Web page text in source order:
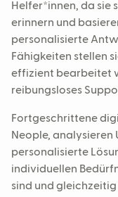
Helfer*innen, da sie
erinnern und
personalisierte
Fähigkeiten stellen
effizient bearbeitet
reibungsloses
Fortgeschrittene
Neople, analysieren
personalisierte
individuellen
sind und gleichzeitig